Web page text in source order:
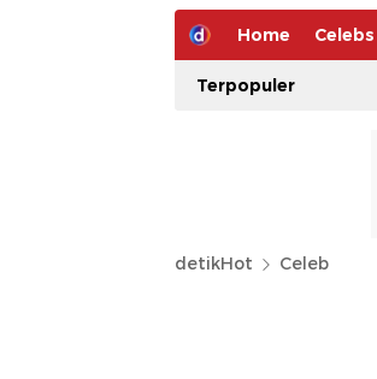
Home Celebs
Terpopuler
detikHot Celeb